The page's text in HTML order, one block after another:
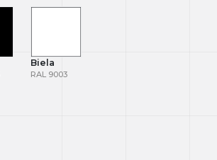
Biela
RAL 9003